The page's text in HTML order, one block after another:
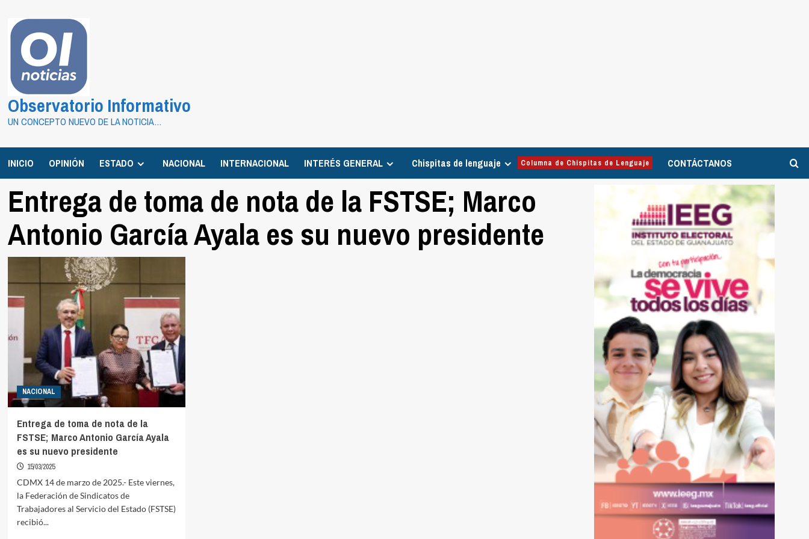
contenido
Observatorio Informativo
UN CONCEPTO NUEVO DE LA NOTICIA…
INICIO OPINIÓN ESTADO NACIONAL INTERNACIONAL INTERÉS GENERAL Chispitas de lenguaje Columna de Chispitas de Lenguaje CONTÁCTANOS
Entrega de toma de nota de la FSTSE; Marco
Antonio García Ayala es su nuevo presidente
NACIONAL
Entrega de toma de nota de la
FSTSE; Marco Antonio García Ayala
es su nuevo presidente
15/03/2025
CDMX 14 de marzo de 2025.- Este viernes,
la Federación de Sindicatos de
Trabajadores al Servicio del Estado (FSTSE)
recibió...